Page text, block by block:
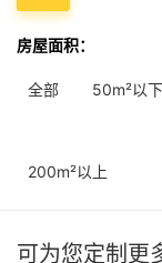
房屋面积：
全部 50m²以下
200m²以上
可为您定制更